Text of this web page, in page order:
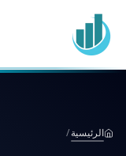
الرئيسية/